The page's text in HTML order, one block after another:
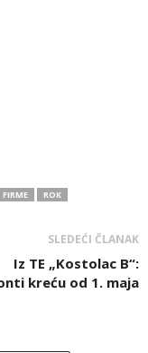
FIRME ROK
SLEDEĆI ČLANAK
Iz TE „Kostolac B“:
kreću od 1. maja